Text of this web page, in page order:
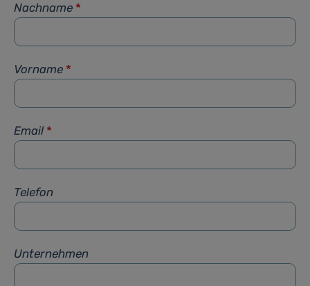
Nachname *
Vorname *
Email *
Telefon
Unternehmen